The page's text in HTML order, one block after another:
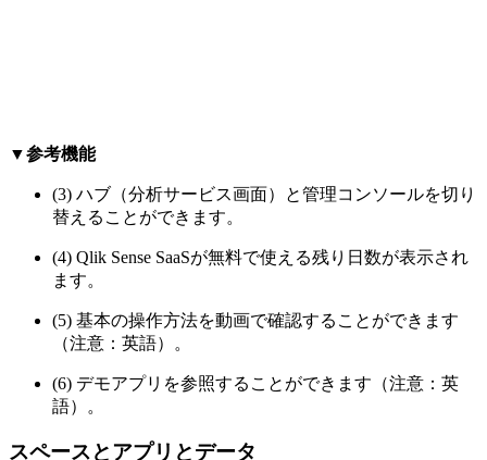
▼参考機能
(3) ハブ（分析サービス画面）と管理コンソールを切り
替えることができます。
(4) Qlik Sense SaaSが無料で使える残り日数が表示され
ます。
(5) 基本の操作方法を動画で確認することができます
（注意：英語）。
(6) デモアプリを参照することができます（注意：英
語）。
スペースとアプリとデータ